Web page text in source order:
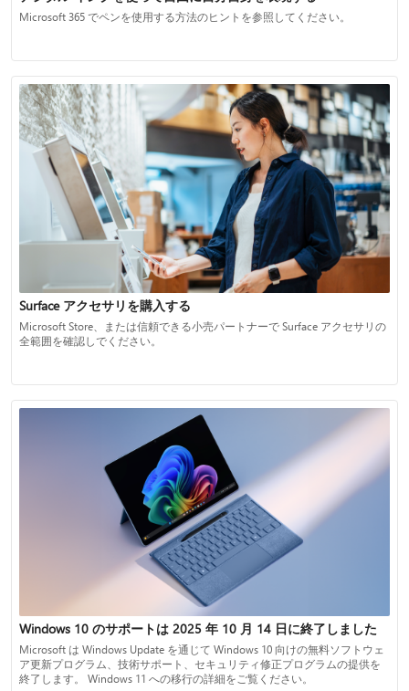
Microsoft 365 でペンを使用する方法のヒントを参照してください。
Surface アクセサリを購入する
Microsoft Store、または信頼できる小売パートナーで Surface アクセサリの
全範囲を確認しでください。
Windows 10 のサポートは 2025 年 10 月 14 日に終了しました
Microsoft は Windows Update を通じて Windows 10 向けの無料ソフトウェ
ア更新プログラム、技術サポート、セキュリティ修正プログラムの提供を
終了します。 Windows 11 への移行の詳細をご覧ください。